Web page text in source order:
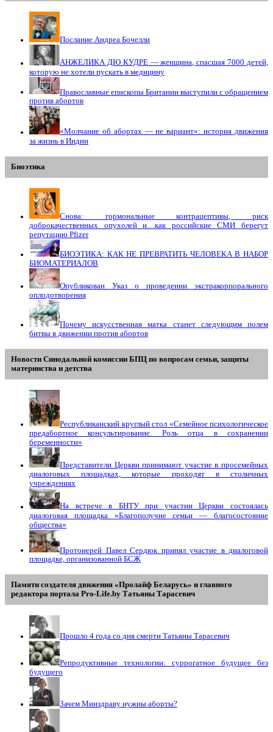
Послание Андреа Бочелли
АНЖЕЛИКА ДЮ КУДРЕ — женщина, спасшая 7000 детей,
которую не хотели пускать в медицину
Православные епископы Британии выступили с обращением
против абортов
«Молчание об абортах — не вариант»: история движения
за жизнь в Индии
Биоэтика
Снова: гормональные контрацептивы, риск
доброкачественных опухолей и…как российские СМИ берегут
репутацию Pfizer
БИОЭТИКА: КАК НЕ ПРЕВРАТИТЬ ЧЕЛОВЕКА В НАБОР
БИОМАТЕРИАЛОВ
Опубликован Указ о проведении экстракорпорального
оплодотворения
Почему искусственная матка станет следующим полем
битвы в движении против абортов
Новости Синодальной комиссии БПЦ по вопросам семьи, защиты
материнства и детства
Республиканский круглый стол «Семейное психологическое
предабортное консультирование. Роль отца в сохранении
беременности»
Представители Церкви принимают участие в просемейных
диалоговых площадках, которые проходят в столичных
учреждениях
На встрече в БНТУ при участии Церкви состоялась
диалоговая площадка «Благополучие семьи — благосостояние
общества»
Протоиерей Павел Сердюк принял участие в диалоговой
площадке, организованной БСЖ
Памяти создателя движения «Пролайф Беларусь» и главного
редактора портала Pro-Life.by Tатьяны Tарасевич
Прошло 4 года со дня смерти Татьяны Тарасевич
Репродуктивные технологии: суррогатное будущее без
будущего
Зачем Минздраву нужны аборты?